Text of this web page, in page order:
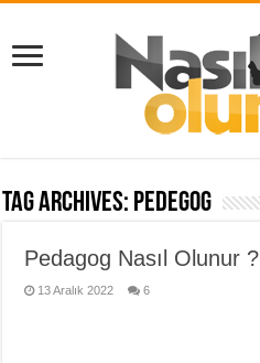
Tag Archives: pedegog
Pedagog Nasıl Olunur ?
13 Aralık 2022 6